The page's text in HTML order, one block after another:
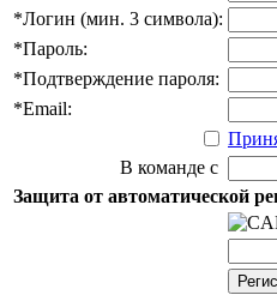
*Логин (мин. 3 символа):
*Пароль:
*Подтверждение пароля:
*Email:
В команде с
Защита от автоматической